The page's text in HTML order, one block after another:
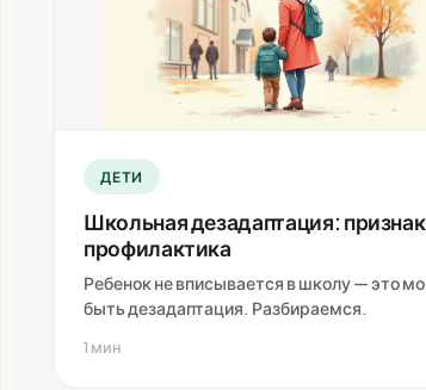
ДЕТИ
Школьная дезадаптация:
профилактика
Ребенок не вписывается в школу — это
быть дезадаптация. Разбираемся.
1 мин